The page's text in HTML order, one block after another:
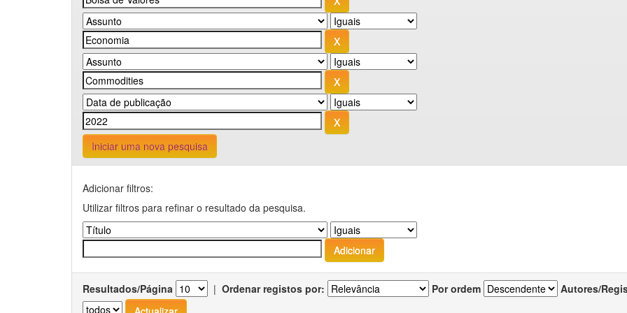
Iniciar uma nova pesquisa
Adicionar filtros:
Utilizar filtros para refinar o resultado da pesquisa.
Resultados/Página | Ordenar registos por: Por ordem Autores/